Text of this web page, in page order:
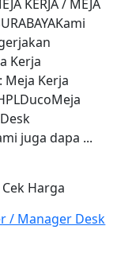
KERJA / MEJA
Kerja
Kerja
juga dapa ...
Cek Harga
/ Manager Desk